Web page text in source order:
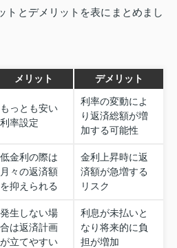
トとデメリットを表にまとめまし
メリット デメリット
もっとも安い
利率設定
利率の変動によ
り返済総額が増
加する可能性
低金利の際は
月々の返済額
を抑えられる
金利上昇時に返
済額が急増する
リスク
発生しない場
合は返済計画
が立てやすい
利息が未払いと
なり将来的に負
担が増加